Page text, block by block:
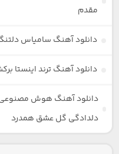
مقدم
دانلود آهنگ سامیاس
دانلود آهنگ ترند اینستا
دانلود آهنگ هوش مصنوعی
دلدادگی گل عشق همدرد